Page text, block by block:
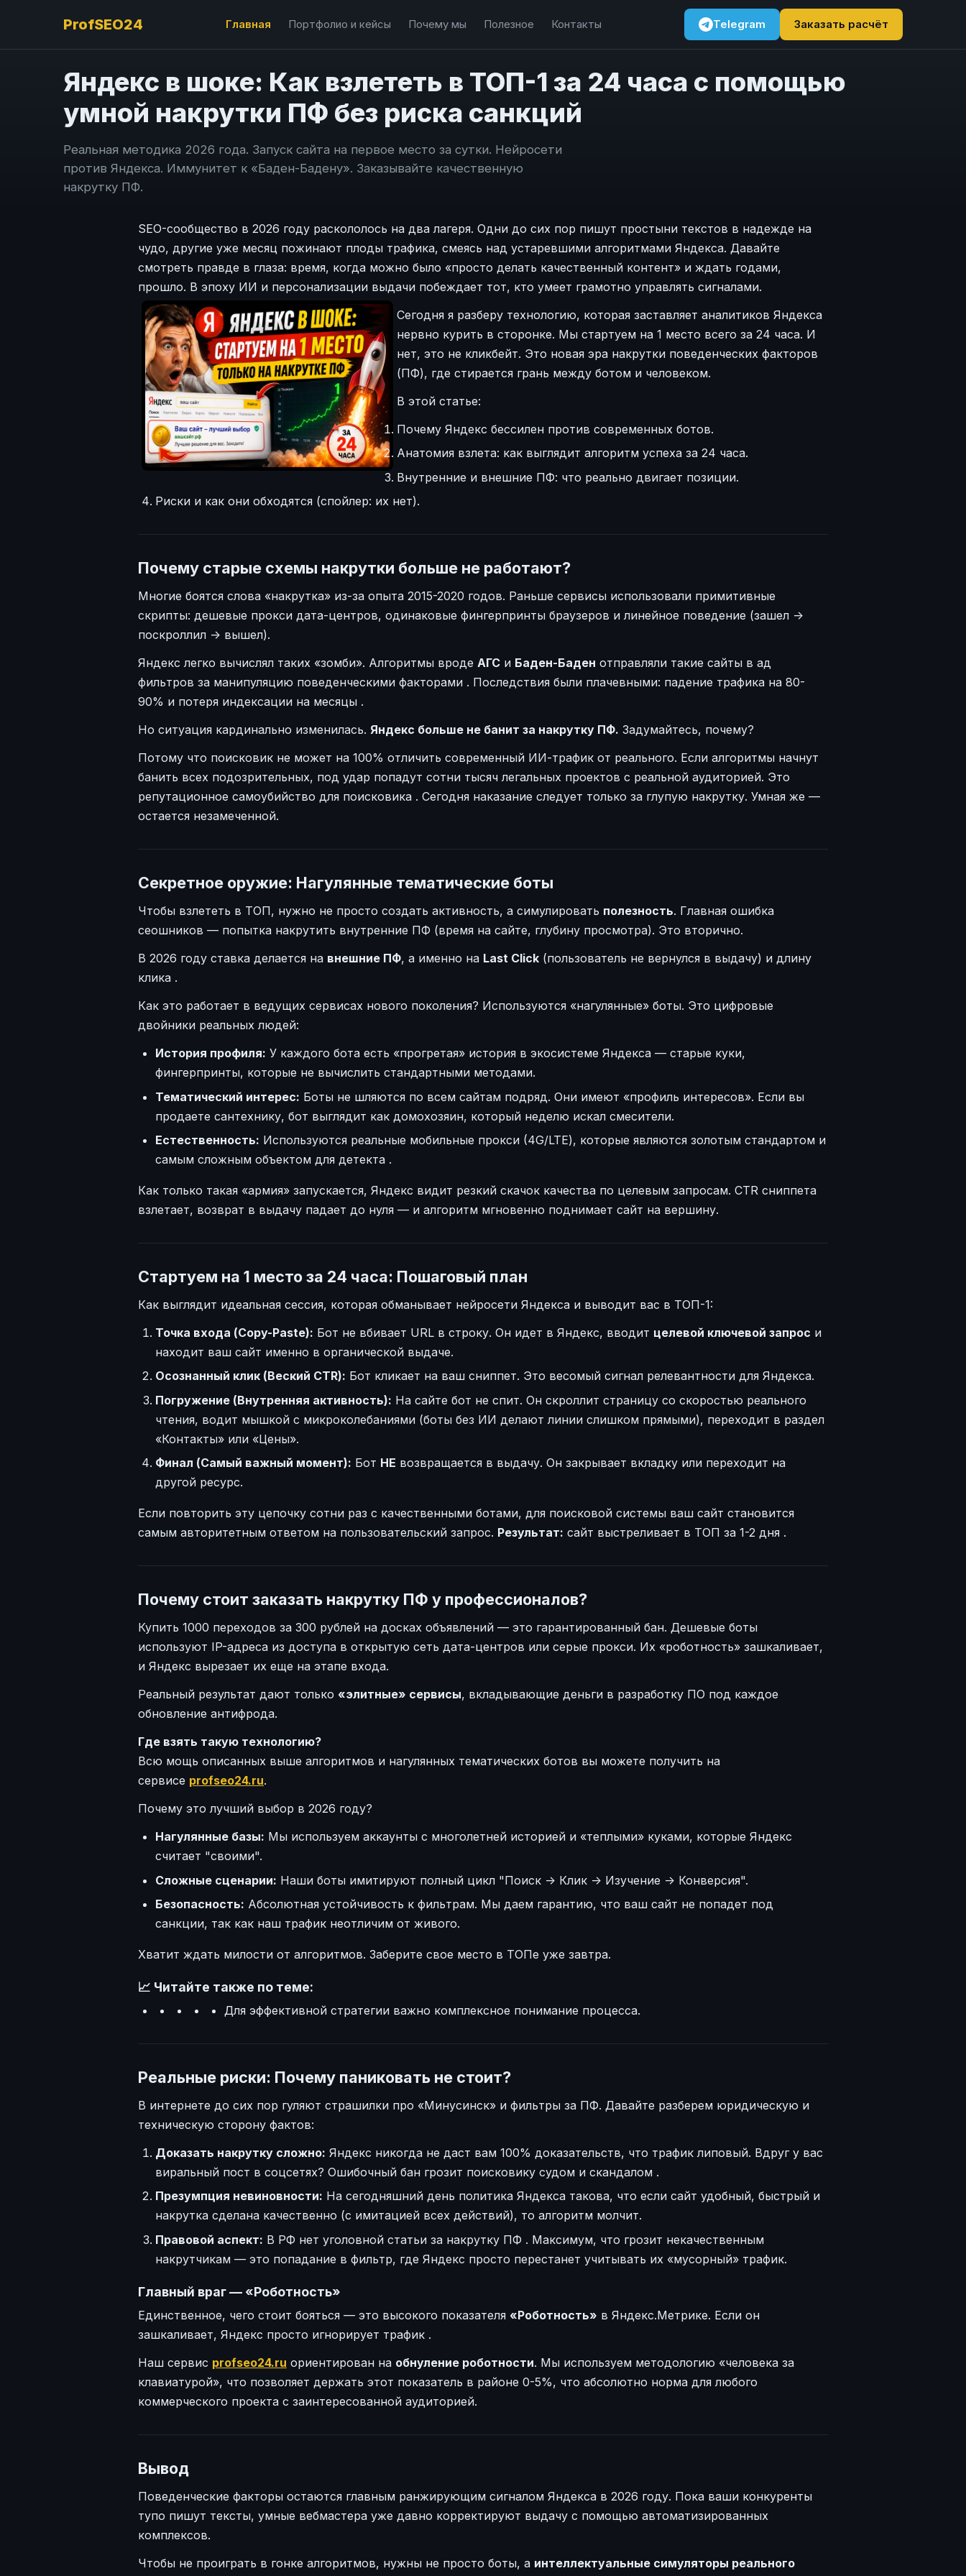
ProfSEO24 Главная Портфолио и кейсы Почему мы Полезное Контакты Telegram Заказать расчёт
Яндекс в шоке: Как взлететь в ТОП-1 за 24 часа с помощью
умной накрутки ПФ без риска санкций
Реальная методика 2026 года. Запуск сайта на первое место за сутки. Нейросети
против Яндекса. Иммунитет к «Баден-Бадену». Заказывайте качественную
накрутку ПФ.
SEO-сообщество в 2026 году раскололось на два лагеря. Одни до сих пор пишут простыни текстов в надежде на
чудо, другие уже месяц пожинают плоды трафика, смеясь над устаревшими алгоритмами Яндекса. Давайте
смотреть правде в глаза: время, когда можно было «просто делать качественный контент» и ждать годами,
прошло. В эпоху ИИ и персонализации выдачи побеждает тот, кто умеет грамотно управлять сигналами.
Сегодня я разберу технологию, которая заставляет аналитиков Яндекса
нервно курить в сторонке. Мы стартуем на 1 место всего за 24 часа. И
нет, это не кликбейт. Это новая эра накрутки поведенческих факторов
(ПФ), где стирается грань между ботом и человеком.
В этой статье:
Почему Яндекс бессилен против современных ботов.
Анатомия взлета: как выглядит алгоритм успеха за 24 часа.
Внутренние и внешние ПФ: что реально двигает позиции.
Риски и как они обходятся (спойлер: их нет).
Почему старые схемы накрутки больше не работают?
Многие боятся слова «накрутка» из-за опыта 2015-2020 годов. Раньше сервисы использовали примитивные
скрипты: дешевые прокси дата-центров, одинаковые фингерпринты браузеров и линейное поведение (зашел ->
поскроллил -> вышел).
Яндекс легко вычислял таких «зомби». Алгоритмы вроде АГС и Баден-Баден отправляли такие сайты в ад
фильтров за манипуляцию поведенческими факторами . Последствия были плачевными: падение трафика на 80-
90% и потеря индексации на месяцы .
Но ситуация кардинально изменилась. Яндекс больше не банит за накрутку ПФ. Задумайтесь, почему?
Потому что поисковик не может на 100% отличить современный ИИ-трафик от реального. Если алгоритмы начнут
банить всех подозрительных, под удар попадут сотни тысяч легальных проектов с реальной аудиторией. Это
репутационное самоубийство для поисковика . Сегодня наказание следует только за глупую накрутку. Умная же —
остается незамеченной.
Секретное оружие: Нагулянные тематические боты
Чтобы взлететь в ТОП, нужно не просто создать активность, а симулировать полезность. Главная ошибка
сеошников — попытка накрутить внутренние ПФ (время на сайте, глубину просмотра). Это вторично.
В 2026 году ставка делается на внешние ПФ, а именно на Last Click (пользователь не вернулся в выдачу) и длину
клика .
Как это работает в ведущих сервисах нового поколения? Используются «нагулянные» боты. Это цифровые
двойники реальных людей:
История профиля: У каждого бота есть «прогретая» история в экосистеме Яндекса — старые куки,
фингерпринты, которые не вычислить стандартными методами.
Тематический интерес: Боты не шляются по всем сайтам подряд. Они имеют «профиль интересов». Если вы
продаете сантехнику, бот выглядит как домохозяин, который неделю искал смесители.
Естественность: Используются реальные мобильные прокси (4G/LTE), которые являются золотым стандартом и
самым сложным объектом для детекта .
Как только такая «армия» запускается, Яндекс видит резкий скачок качества по целевым запросам. CTR сниппета
взлетает, возврат в выдачу падает до нуля — и алгоритм мгновенно поднимает сайт на вершину.
Стартуем на 1 место за 24 часа: Пошаговый план
Как выглядит идеальная сессия, которая обманывает нейросети Яндекса и выводит вас в ТОП-1:
Точка входа (Copy-Paste): Бот не вбивает URL в строку. Он идет в Яндекс, вводит целевой ключевой запрос и
находит ваш сайт именно в органической выдаче.
Осознанный клик (Веский CTR): Бот кликает на ваш сниппет. Это весомый сигнал релевантности для Яндекса.
Погружение (Внутренняя активность): На сайте бот не спит. Он скроллит страницу со скоростью реального
чтения, водит мышкой с микроколебаниями (боты без ИИ делают линии слишком прямыми), переходит в раздел
«Контакты» или «Цены».
Финал (Самый важный момент): Бот НЕ возвращается в выдачу. Он закрывает вкладку или переходит на
другой ресурс.
Если повторить эту цепочку сотни раз с качественными ботами, для поисковой системы ваш сайт становится
самым авторитетным ответом на пользовательский запрос. Результат: сайт выстреливает в ТОП за 1-2 дня .
Почему стоит заказать накрутку ПФ у профессионалов?
Купить 1000 переходов за 300 рублей на досках объявлений — это гарантированный бан. Дешевые боты
используют IP-адреса из доступа в открытую сеть дата-центров или серые прокси. Их «роботность» зашкаливает,
и Яндекс вырезает их еще на этапе входа.
Реальный результат дают только «элитные» сервисы, вкладывающие деньги в разработку ПО под каждое
обновление антифрода.
Где взять такую технологию?
Всю мощь описанных выше алгоритмов и нагулянных тематических ботов вы можете получить на
сервисе profseo24.ru.
Почему это лучший выбор в 2026 году?
Нагулянные базы: Мы используем аккаунты с многолетней историей и «теплыми» куками, которые Яндекс
считает "своими".
Сложные сценарии: Наши боты имитируют полный цикл "Поиск -> Клик -> Изучение -> Конверсия".
Безопасность: Абсолютная устойчивость к фильтрам. Мы даем гарантию, что ваш сайт не попадет под
санкции, так как наш трафик неотличим от живого.
Хватит ждать милости от алгоритмов. Заберите свое место в ТОПе уже завтра.
📈 Читайте также по теме:
Для эффективной стратегии важно комплексное понимание процесса.
Реальные риски: Почему паниковать не стоит?
В интернете до сих пор гуляют страшилки про «Минусинск» и фильтры за ПФ. Давайте разберем юридическую и
техническую сторону фактов:
Доказать накрутку сложно: Яндекс никогда не даст вам 100% доказательств, что трафик липовый. Вдруг у вас
виральный пост в соцсетях? Ошибочный бан грозит поисковику судом и скандалом .
Презумпция невиновности: На сегодняшний день политика Яндекса такова, что если сайт удобный, быстрый и
накрутка сделана качественно (с имитацией всех действий), то алгоритм молчит.
Правовой аспект: В РФ нет уголовной статьи за накрутку ПФ . Максимум, что грозит некачественным
накрутчикам — это попадание в фильтр, где Яндекс просто перестанет учитывать их «мусорный» трафик.
Главный враг — «Роботность»
Единственное, чего стоит бояться — это высокого показателя «Роботность» в Яндекс.Метрике. Если он
зашкаливает, Яндекс просто игнорирует трафик .
Наш сервис profseo24.ru ориентирован на обнуление роботности. Мы используем методологию «человека за
клавиатурой», что позволяет держать этот показатель в районе 0-5%, что абсолютно норма для любого
коммерческого проекта с заинтересованной аудиторией.
Вывод
Поведенческие факторы остаются главным ранжирующим сигналом Яндекса в 2026 году. Пока ваши конкуренты
тупо пишут тексты, умные вебмастера уже давно корректируют выдачу с помощью автоматизированных
комплексов.
Чтобы не проиграть в гонке алгоритмов, нужны не просто боты, а интеллектуальные симуляторы реального